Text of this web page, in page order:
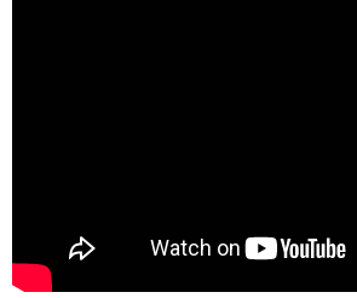
Formas de pago adecuadas
Los pagos pueden realizarse
banco BBVA, única entidad